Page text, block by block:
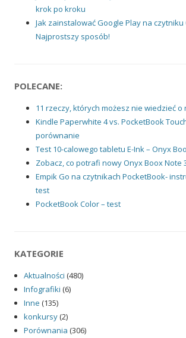
krok po kroku
Jak zainstalować Google Play na czytniku
Najprostszy sposób!
POLECANE:
11 rzeczy, których możesz nie wiedzieć
Kindle Paperwhite 4 vs. PocketBook
porównanie
Test 10-calowego tabletu E-Ink – Onyx
Zobacz, co potrafi nowy Onyx Boox Note
Empik Go na czytnikach PocketBook-
test
PocketBook Color – test
KATEGORIE
Aktualności (480)
Infografiki (6)
Inne (135)
konkursy(2)
Porównania (306)